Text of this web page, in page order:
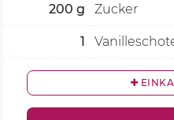
200 g Zucker
1